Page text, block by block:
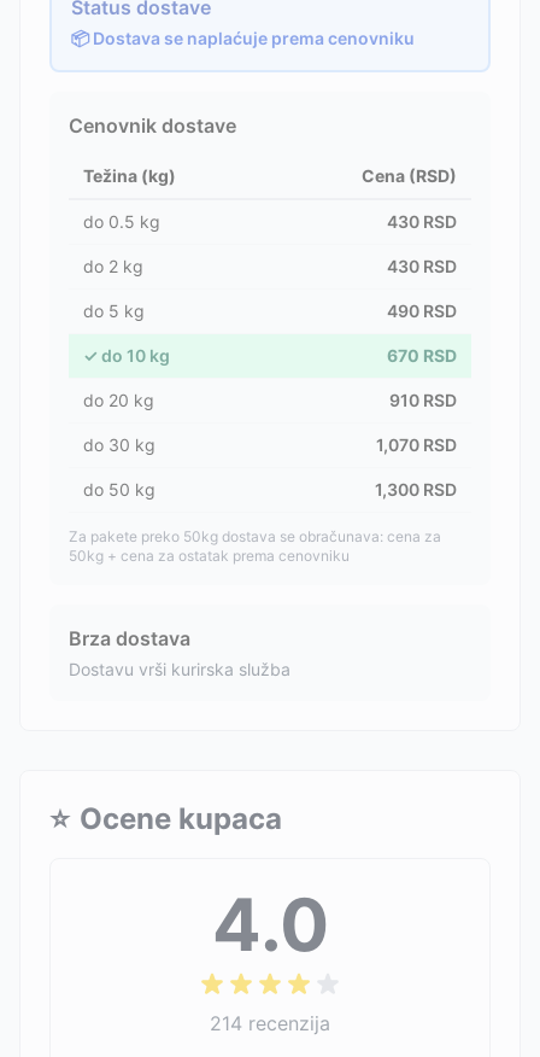
Status dostave
📦 Dostava se naplaćuje prema cenovniku
Cenovnik dostave
Težina (kg) Cena (RSD)
do 0.5 kg 430 RSD
do 2 kg 430 RSD
do 5 kg 490 RSD
✓ do 10 kg 670 RSD
do 20 kg 910 RSD
do 30 kg 1,070 RSD
do 50 kg 1,300 RSD
Za pakete preko 50kg dostava se obračunava: cena za
50kg + cena za ostatak prema cenovniku
Brza dostava
Dostavu vrši kurirska služba
⭐ Ocene kupaca
4.0
214 recenzija